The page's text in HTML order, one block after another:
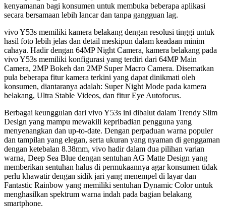
kenyamanan bagi konsumen untuk membuka beberapa aplikasi
secara bersamaan lebih lancar dan tanpa gangguan lag.
vivo Y53s memiliki kamera belakang dengan resolusi tinggi untuk
hasil foto lebih jelas dan detail meskipun dalam keadaan minim
cahaya. Hadir dengan 64MP Night Camera, kamera belakang pada
vivo Y53s memiliki konfigurasi yang terdiri dari 64MP Main
Camera, 2MP Bokeh dan 2MP Super Macro Camera. Disematkan
pula beberapa fitur kamera terkini yang dapat dinikmati oleh
konsumen, diantaranya adalah: Super Night Mode pada kamera
belakang, Ultra Stable Videos, dan fitur Eye Autofocus.
Berbagai keunggulan dari vivo Y53s ini dibalut dalam Trendy Slim
Design yang mampu mewakili kepribadian pengguna yang
menyenangkan dan up-to-date. Dengan perpaduan warna populer
dan tampilan yang elegan, serta ukuran yang nyaman di genggaman
dengan ketebalan 8.38mm, vivo hadir dalam dua pilihan varian
warna, Deep Sea Blue dengan sentuhan AG Matte Design yang
memberikan sentuhan halus di permukaannya agar konsumen tidak
perlu khawatir dengan sidik jari yang menempel di layar dan
Fantastic Rainbow yang memiliki sentuhan Dynamic Color untuk
menghasilkan spektrum warna indah pada bagian belakang
smartphone.